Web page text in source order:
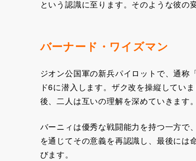
という認識に至ります。そのような彼の
バーナード・ワイズマン
ジオン公国軍の新兵パイロットで、通称
ド6に潜入します。ザク改を操縦してい
後、二人は互いの理解を深めていきます。
バーニィは優秀な戦闘能力を持つ一方で
を通じてその意義を再認識し、最後に
びます。